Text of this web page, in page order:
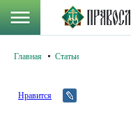
Главная Статьи
Нравится